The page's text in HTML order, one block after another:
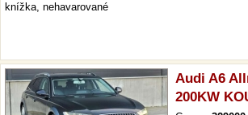
knížka, nehavarované
Audi A6
200KW